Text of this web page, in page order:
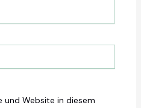
und Website in diesem